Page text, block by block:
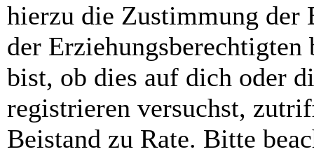
hierzu die Zustimmung der
der
bist, ob dies auf dich oder
registrieren versuchst,
Beistand zu Rate. Bitte